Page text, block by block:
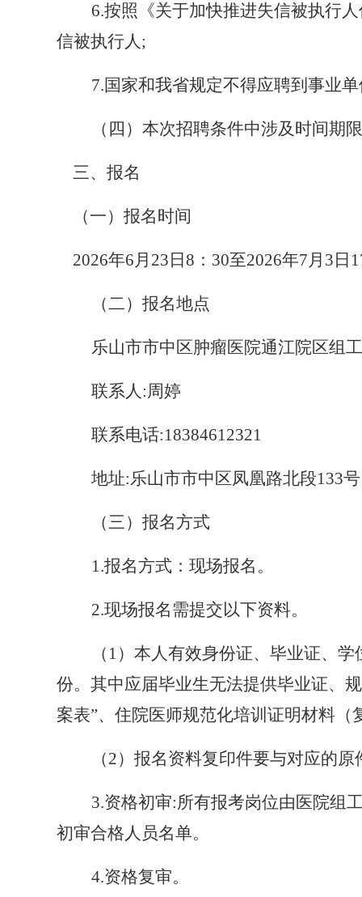
6.按照《关于加快推进失信被执行
信被执行人;
7.国家和我省规定不得应聘到事业
（四）本次招聘条件中涉及时间期
三、报名
（一）报名时间
2026年6月 23 日 8：30至2026年7月 3 日
（二）报名地点
乐山市市中区肿瘤医院通江院区组
联系人:周婷
联系电话:18384612321
地址:乐山市市中区凤凰路北段133号
（三）报名方式
1.报名方式：现场报名。
2.现场报名需提交以下资料。
（ 1）本人有效身份证、毕业证、
份。其中应届毕业生无法提供毕业证、
案表”、住院医师规范化培训证明材料（
（2）报名资料复印件要与对应的
3.资格初审:所有报考岗位由医院组
初审合格人员名单。
4.资格复审。